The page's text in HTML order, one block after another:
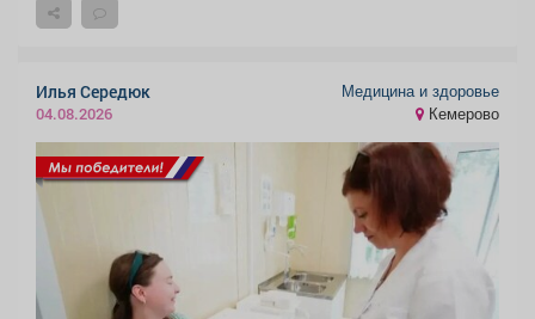
Илья Середюк
04.08.2026
Медицина и здоровье
Кемерово